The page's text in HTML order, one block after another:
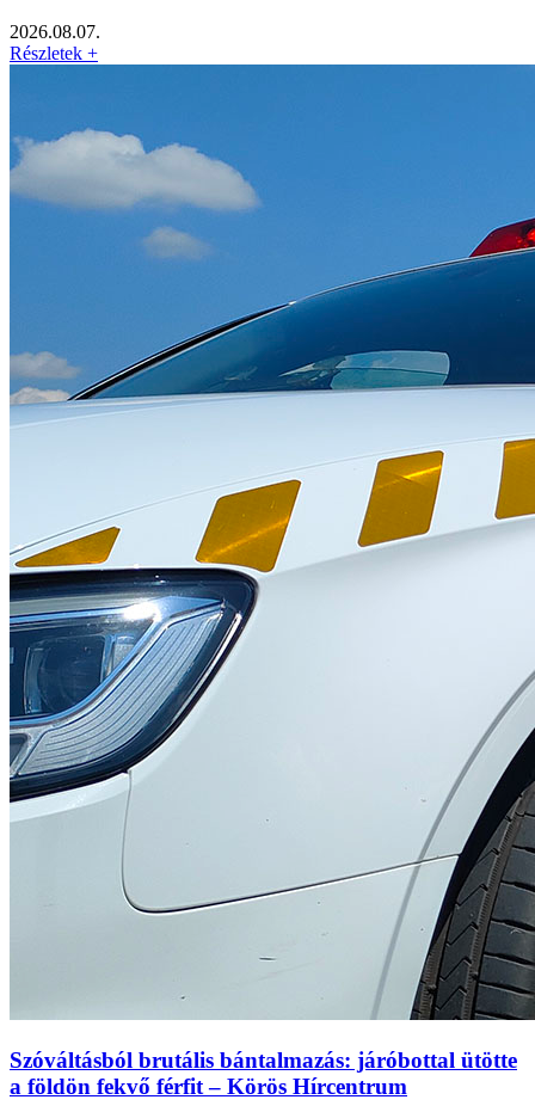
2026.08.07.
Részletek +
Szóváltásból brutális bántalmazás: járóbottal ütötte
a földön fekvő férfit – Körös Hírcentrum